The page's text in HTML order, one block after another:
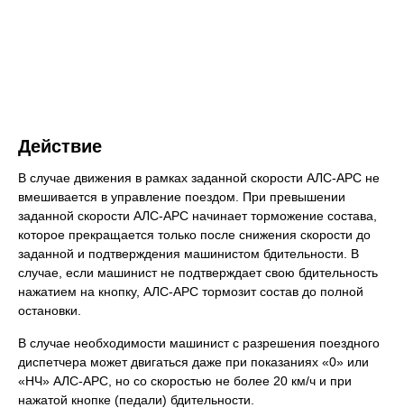
Действие
В случае движения в рамках заданной скорости АЛС-АРС не
вмешивается в управление поездом. При превышении
заданной скорости АЛС-АРС начинает торможение состава,
которое прекращается только после снижения скорости до
заданной и подтверждения машинистом бдительности. В
случае, если машинист не подтверждает свою бдительность
нажатием на кнопку, АЛС-АРС тормозит состав до полной
остановки.
В случае необходимости машинист с разрешения поездного
диспетчера может двигаться даже при показаниях «0» или
«НЧ» АЛС-АРС, но со скоростью не более 20 км/ч и при
нажатой кнопке (педали) бдительности.